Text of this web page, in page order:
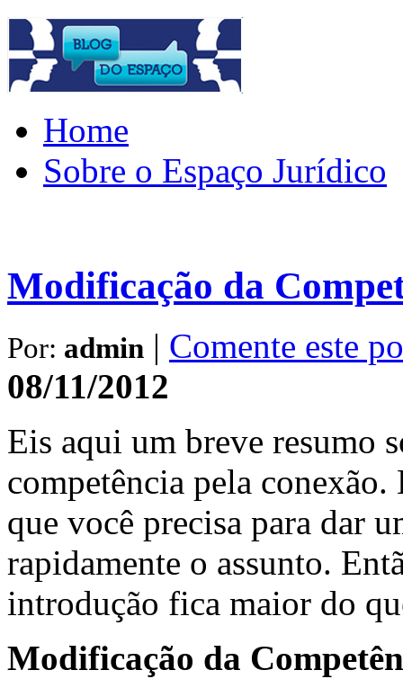
Home
Sobre o Espaço Jurídico
Modificação da
Por: admin | Comente este
08/11/2012
Eis aqui um breve resumo
competência pela
que você precisa para dar
rapidamente o assunto.
introdução fica maior do
Modificação da